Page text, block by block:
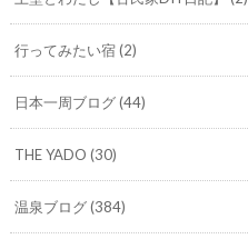
行ってみたい宿(2)
日本一周ブログ(44)
THE YADO (30)
温泉ブログ(384)